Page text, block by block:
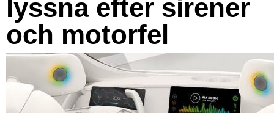
lyssna efter sirener
och motorfel